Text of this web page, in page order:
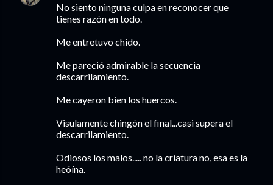
No siento ninguna culpa en reconocer que
tienes razón en todo.
Me entretuvo chido.
Me pareció admirable la secuencia
descarrilamiento.
Me cayeron bien los huercos.
Visulamente chingón el final...casi supera el
descarrilamiento.
Odiosos los malos..... no la criatura no, esa es la
heóína.